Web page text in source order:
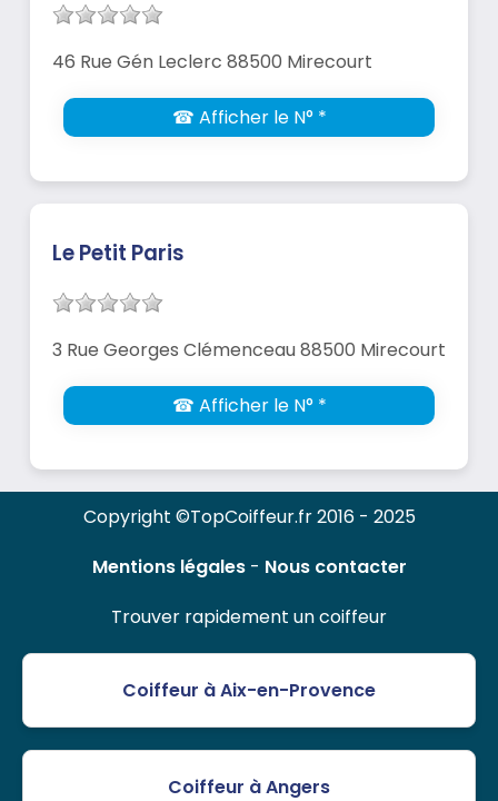
46 Rue Gén Leclerc 88500 Mirecourt
☎ Afficher le N° *
Le Petit Paris
3 Rue Georges Clémenceau 88500 Mirecourt
☎ Afficher le N° *
Copyright ©TopCoiffeur.fr 2016 - 2025
Mentions légales- Nous contacter
Trouver rapidement un coiffeur
Coiffeur à Aix-en-Provence
Coiffeur à Angers